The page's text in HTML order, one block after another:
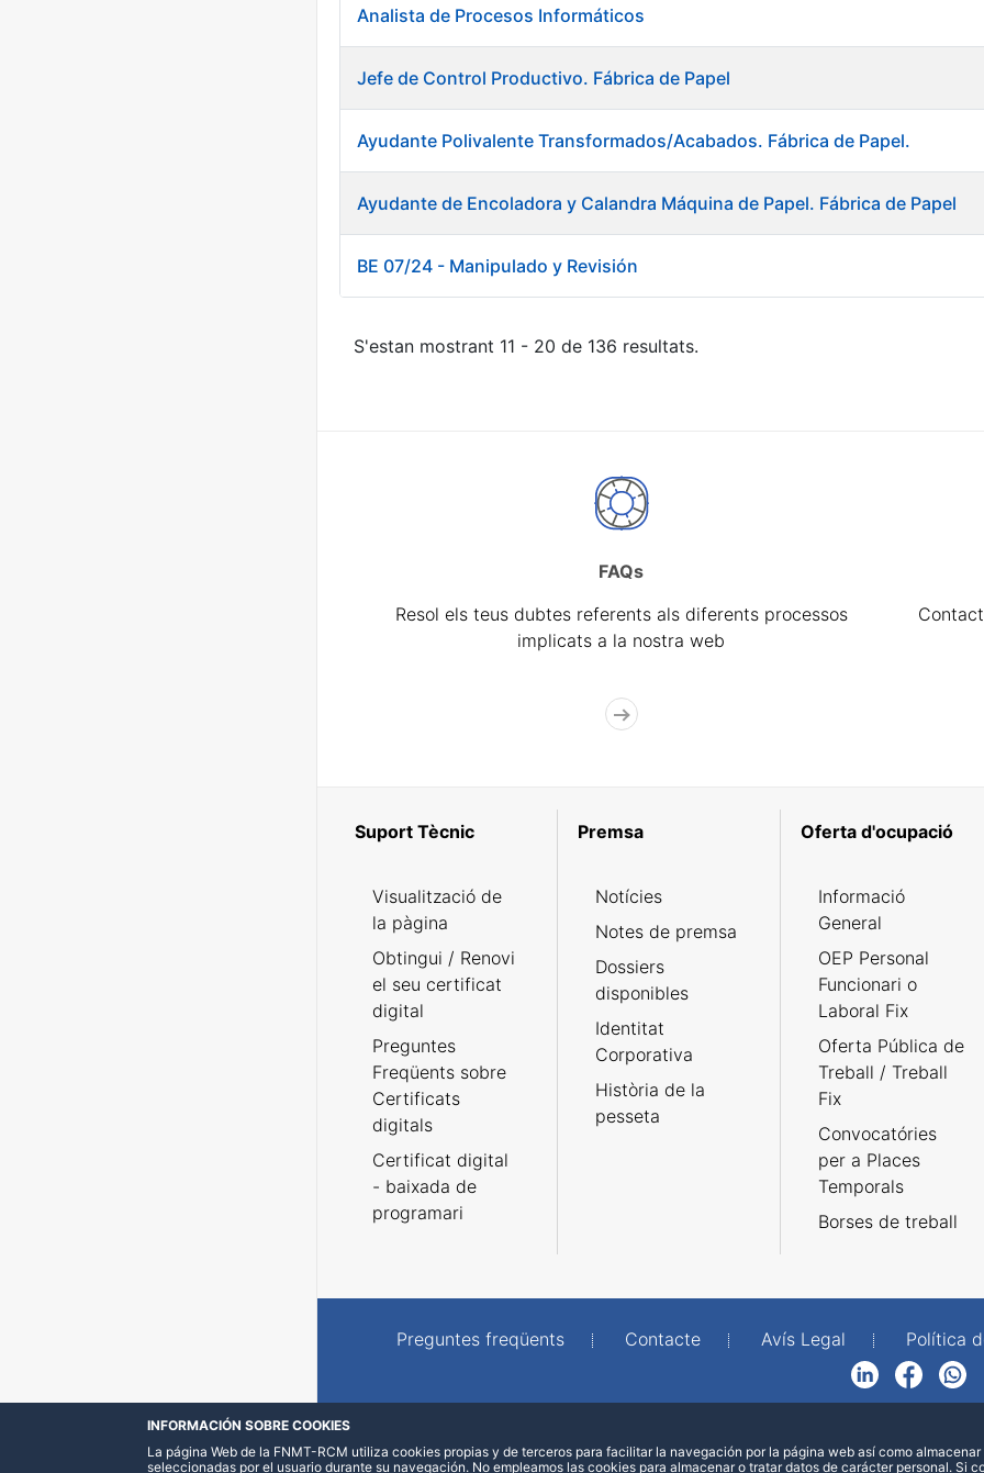
Analista de Procesos Informáticos
Jefe de Control Productivo. Fábrica de Papel
Ayudante Polivalente Transformados/Acabados. Fábrica de Papel.
Ayudante de Encoladora y Calandra Máquina de Papel. Fábrica de Papel
BE 07/24 - Manipulado y Revisión
S'estan mostrant 11 - 20 de 136 resultats.
FAQs
Resol els teus dubtes referents als diferents processos
implicats a la nostra web
Suport Tècnic
Visualització de
la pàgina
Obtingui / Renovi
el seu certificat
digital
Preguntes
Freqüents sobre
Certificats
digitals
Certificat digital
- baixada de
programari
Premsa
Notícies
Notes de premsa
Dossiers
disponibles
Identitat
Corporativa
Història de la
pesseta
Oferta d'ocupació
Informació
General
OEP Personal
Funcionari o
Laboral Fix
Oferta Pública de
Treball / Treball
Fix
Convocatóries
per a Places
Temporals
Borses de treball
Preguntes freqüents Contacte Avís Legal Política
FacebookWhatsApp
INFORMACIÓN SOBRE COOKIES
La página Web de la FNMT-RCM utiliza cookies propias y de terceros para facilitar la navegación por la página web así como
seleccionadas por el usuario durante su navegación. No empleamos las cookies para almacenar o tratar datos de carácter personal. Si